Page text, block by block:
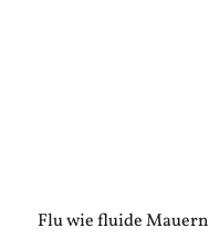
Flu wie fluide